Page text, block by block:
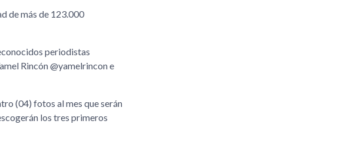
de más de 123.000
periodistas
Rincón @yamelrincon e
(04) fotos al mes que serán
los tres primeros